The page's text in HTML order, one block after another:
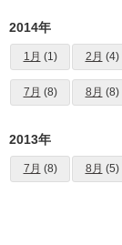
2014年
1月 (1) 2月 (4)
7月 (8) 8月 (8)
2013年
7月 (8) 8月 (5)